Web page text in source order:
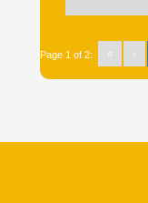
Page 1 of 2: « ‹